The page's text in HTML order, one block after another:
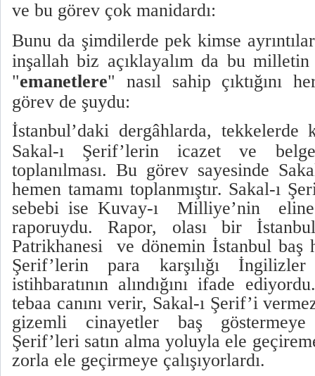
ve bu görev çok manidardı:
Bunu da şimdilerde pek kimse
inşallah biz açıklayalım da bu
"emanetlere" nasıl sahip çıktığını
görev de şuydu:
İstanbul’daki dergâhlarda, tekkelerde
Sakal-ı Şerif’lerin icazet ve
toplanılması. Bu görev sayesinde
hemen tamamı toplanmıştır. Sakal-ı
sebebi ise Kuvay-ı
Milliye’nin
raporuydu. Rapor, olası bir İstanbul
Patrikhanesi
ve dönemin İstanbul baş
Şerif’lerin para karşılığı İngilizler
istihbaratının alındığını ifade
tebaa canını verir, Sakal-ı Şerif’i
gizemli cinayetler baş göstermeye
Şerif’leri satın alma yoluyla ele
zorla ele geçirmeye çalışıyorlardı.